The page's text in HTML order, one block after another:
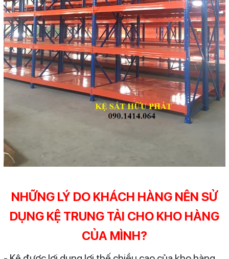
NHỮNG LÝ DO KHÁCH HÀNG NÊN SỬ
DỤNG KỆ TRUNG TẢI CHO KHO HÀNG
CỦA MÌNH?